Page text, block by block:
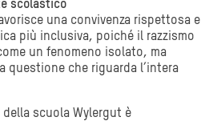
scolastico
una convivenza rispettosa e
più inclusiva, poiché il razzismo
un fenomeno isolato, ma
questione che riguarda l’intera
della scuola Wylergut è